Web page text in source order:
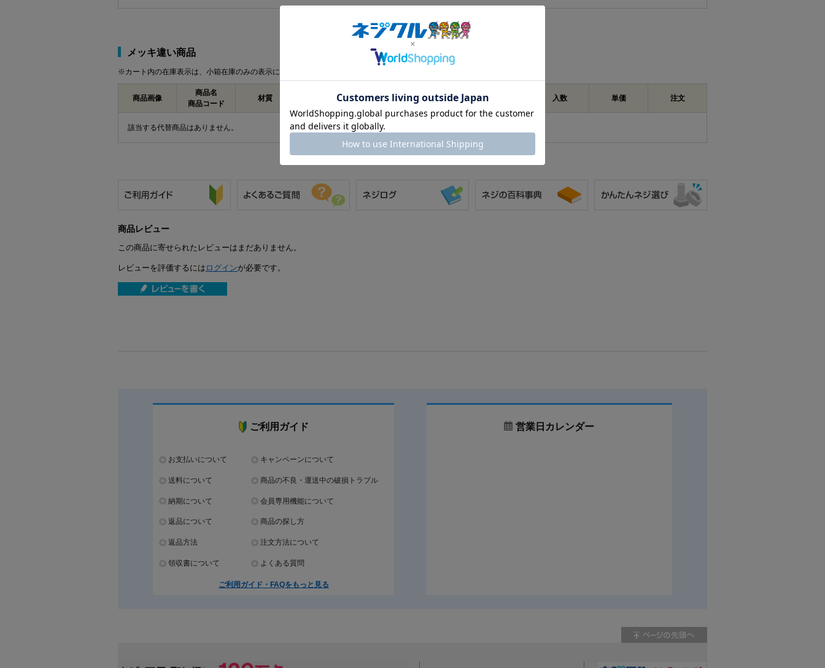
メッキ違い商品
※カート内の在庫表示は、小箱在庫のみの表示になります。 ※下記リストは在庫がある商品を表示しております。
商品画像
商品名
商品コード
材質 サイズ バラ売り 入数 単価 注文
該当する代替商品はありません。
商品レビュー
この商品に寄せられたレビューはまだありません。
レビューを評価するには ログインが必要です。
ご利用ガイド
お支払いについて キャンペーンについて
送料について 商品の不良・運送中の破損トラブル
納期について 会員専用機能について
返品について 商品の探し方
返品方法 注文方法について
領収書について よくある質問
ご利用ガイド・FAQをもっと見る
営業日カレンダー